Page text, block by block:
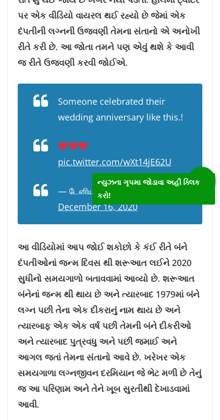
પર એક વીડિયો વાયરલ થઈ રહ્યો છે જેમાં એક
દંપતીની લગ્નની ઉજવણી તેમના સંતાનો એ અનોખી
રીતે કરી છે. આ જોતા તમને પણ એવું થશે કે આવી
જ રીતે ઉજવણી કરવી જોઈએ.
Someone celebrated their
wedding anniversary like this.!
pic.twitter.com/wXt14jE62U
— டேனியப்பா (@minimeens)
December 16, 2020
આ વીડિયોમાં આપ જોઈ શકોછો કે કંઈ રીતે બંને
દંપતીઓનાં જન્મ દિવસ થી શરૂઆત લઈને 2020
સુધીનો સમયગાળો બતાવવામાં આવ્યો છે. શરૂઆત
બંનેનાં જન્મ થી થાય છે અને ત્યારબાદ 1979માં બંને
લગ્ન પછી તેના એક દીકરાનું નામ થાય છે અને
ત્યારબાફ એક એક વર્ષ પછી તેમની બંને દીકરીઓ
અને ત્યારબાદ પુત્રવધુ અને પછી જમાઈ અને
આગલ જતાં તેમના સંતાનો આવે છે. ખરેખર એક
સમયગાળા લગ્નજીવન દરમિયાન જે ભેટ મળી છે તેનું
જ આ પરિણામ અને તેને ખૂબ સુરતીથી દેખાડવામાં
આવી.
ન્યુઝના ગૃપમા જોડાવા અહીં ક્લિક
કરો!